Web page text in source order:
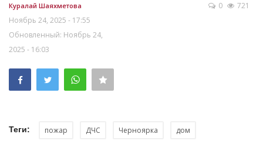
Куралай Шаяхметова
Ноябрь 24, 2025 - 17:55
Обновленный: Ноябрь 24,
2025 - 16:03
0 721
Теги: пожар ДЧС Черноярка дом